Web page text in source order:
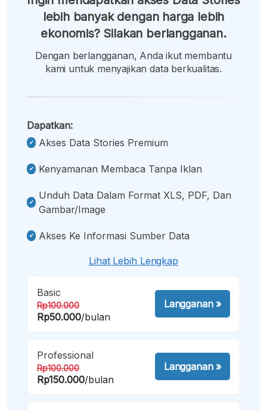
lebih banyak dengan harga lebih
ekonomis? Silakan berlangganan.
Dengan berlangganan, Anda ikut membantu
kami untuk menyajikan data berkualitas.
Dapatkan:
Akses Data Stories Premium
Kenyamanan Membaca Tanpa Iklan
Unduh Data Dalam Format XLS, PDF, Dan
Gambar/image
Akses Ke Informasi Sumber Data
Lihat Lebih Lengkap
Basic
Rp100.000
Rp50.000/bulan
Langganan»
Professional
Rp100.000
Rp150.000/bulan
Langganan»